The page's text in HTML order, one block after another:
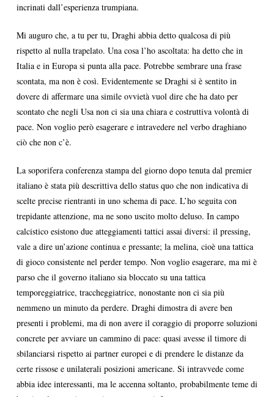
incrinati dall’esperienza trumpiana.
Mi auguro che, a tu per tu, Draghi abbia detto qualcosa di più
rispetto al nulla trapelato. Una cosa l’ho ascoltata: ha detto che in
Italia e in Europa si punta alla pace. Potrebbe sembrare una frase
scontata, ma non è così. Evidentemente se Draghi si è sentito in
dovere di affermare una simile ovvietà vuol dire che ha dato per
scontato che negli Usa non ci sia una chiara e costruttiva volontà di
pace. Non voglio però esagerare e intravedere nel verbo draghiano
ciò che non c’è.
La soporifera conferenza stampa del giorno dopo tenuta dal premier
italiano è stata più descrittiva dello status quo che non indicativa di
scelte precise rientranti in uno schema di pace. L’ho seguita con
trepidante attenzione, ma ne sono uscito molto deluso. In campo
calcistico esistono due atteggiamenti tattici assai diversi: il pressing,
vale a dire un’azione continua e pressante; la melina, cioè una tattica
di gioco consistente nel perder tempo. Non voglio esagerare, ma mi è
parso che il governo italiano sia bloccato su una tattica
temporeggiatrice, traccheggiatrice, nonostante non ci sia più
nemmeno un minuto da perdere. Draghi dimostra di avere ben
presenti i problemi, ma di non avere il coraggio di proporre soluzioni
concrete per avviare un cammino di pace: quasi avesse il timore di
sbilanciarsi rispetto ai partner europei e di prendere le distanze da
certe rissose e unilaterali posizioni americane. Si intravvede come
abbia idee interessanti, ma le accenna soltanto, probabilmente teme di